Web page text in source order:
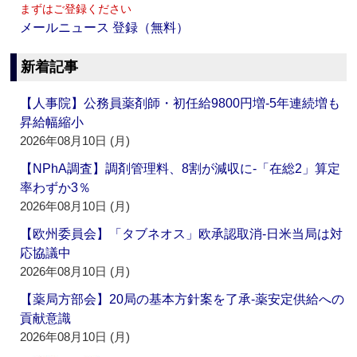
まずはご登録ください
メールニュース 登録（無料）
新着記事
【人事院】公務員薬剤師・初任給9800円増‐5年連続増も
昇給幅縮小
2026年08月10日 (月)
【NPhA調査】調剤管理料、8割が減収に‐「在総2」算定
率わずか3％
2026年08月10日 (月)
【欧州委員会】「タブネオス」欧承認取消‐日米当局は対
応協議中
2026年08月10日 (月)
【薬局方部会】20局の基本方針案を了承‐薬安定供給への
貢献意識
2026年08月10日 (月)